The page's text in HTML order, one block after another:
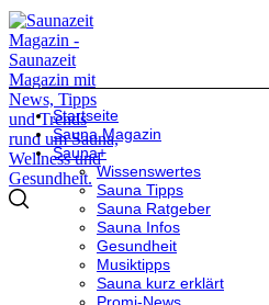
Startseite
Sauna Magazin
Sauna+
Wissenswertes
Sauna Tipps
Sauna Ratgeber
Sauna Infos
Gesundheit
Musiktipps
Sauna kurz erklärt